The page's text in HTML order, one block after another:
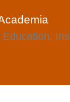
Education,